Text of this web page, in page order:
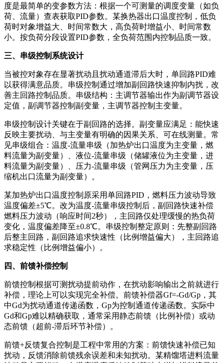
度是最简单的变参数方法：根据一个可测量的调度变量（如负
荷、流量）查表获取PID参数。某换热器出口温度控制，低负
荷时对象增益大、时间常数大，高负荷时增益小、时间常数
小。按负荷分段设置PID参数，全负荷范围内控制品质一致。
三、串级控制系统设计
当被控对象存在显著扰动且扰动通道滞后大时，单回路PID难
以获得满意品质。串级控制通过增加副回路快速抑制内扰，改
善主回路控制品质。串级结构：主调节器输出作为副调节器设
定值，副调节器控制副变量，主调节器控制主变量。
串级控制设计关键在于副回路的选择。副变量应满足：能快速
反映主要扰动、与主变量有明确的因果关系、可在线测量。常
见串级组合：温度-流量串级（加热炉出口温度为主变量，燃
料流量为副变量）、液位-流量串级（储罐液位为主变量，进
料流量为副变量）、压力-流量串级（管网压力为主变量，压
缩机出口流量为副变量）。
某加热炉出口温度控制原采用单回路PID，燃料压力波动导致
温度偏差±5℃。改为温度-流量串级控制后，副回路快速补偿
燃料压力波动（响应时间2秒），主回路仅处理缓慢的热负荷
变化，温度偏差降至±0.8℃。串级控制整定原则：先整副回路
后整主回路，副回路追求快速性（比例增益偏大），主回路追
求稳定性（比例增益偏小）。
四、前馈补偿控制
前馈控制根据可测扰动提前动作，在扰动影响输出之前就进行
补偿，理论上可以实现完全补偿。前馈补偿器Gf=-Gd/Gp，其
中Gd为扰动通道传递函数，Gp为控制通道传递函数。实际中
Gd和Gp难以精确获取，通常采用静态前馈（比例补偿）或动
态前馈（超前-滞后环节补偿）。
前馈+反馈复合控制是工程中常用的方案：前馈快速补偿已知
扰动，反馈消除前馈残余误差和未知扰动。某精馏塔进料流量